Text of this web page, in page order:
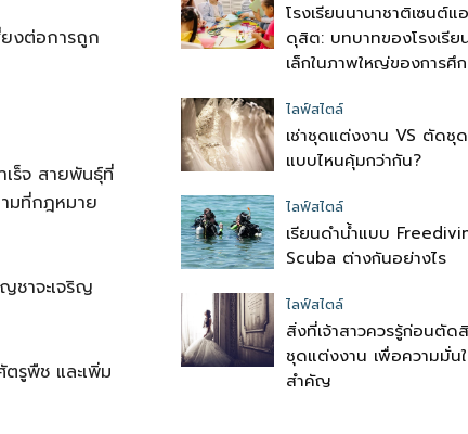
ยงต่อการถูก
ร็จ สายพันธุ์ที่
ามที่กฎหมาย
ชาจะเจริญ
รูพืช และเพิ่ม
โรงเรียนนานาชาติเซนต์
ดุสิต: บทบาทของโรงเรีย
เล็กในภาพใหญ่ของการศึ
ไลฟ์สไตล์
เช่าชุดแต่งงาน VS ตัดชุ
แบบไหนคุ้มกว่ากัน?
ไลฟ์สไตล์
เรียนดำน้ำแบบ
Scuba ต่างกันอย่างไร
ไลฟ์สไตล์
สิ่งที่เจ้าสาวควรรู้ก่อนตัดสิ
ชุดแต่งงาน เพื่อความมั่น
สำคัญ